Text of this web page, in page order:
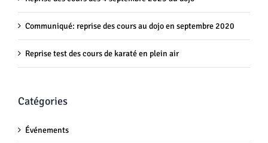
Communiqué: reprise des cours au dojo en septembre 2020
Reprise test des cours de karaté en plein air
Catégories
Événements